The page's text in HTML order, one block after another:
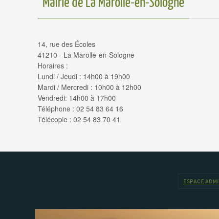
14, rue des Écoles
41210 - La Marolle-en-Sologne
Horaires :
Lundi / Jeudi : 14h00 à 19h00
Mardi / Mercredi : 10h00 à 12h00
Vendredi: 14h00 à 17h00
Téléphone : 02 54 83 64 16
Télécopie : 02 54 83 70 41
ESPACE